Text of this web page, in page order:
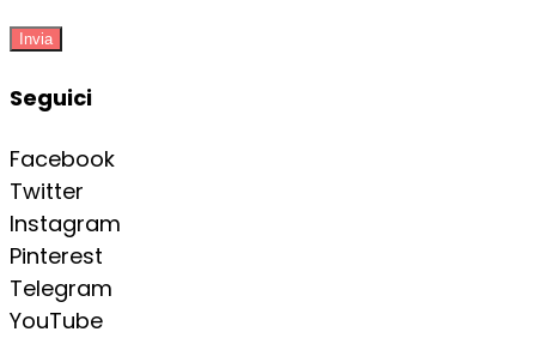
Invia
Seguici
Facebook
Twitter
Instagram
Pinterest
Telegram
YouTube